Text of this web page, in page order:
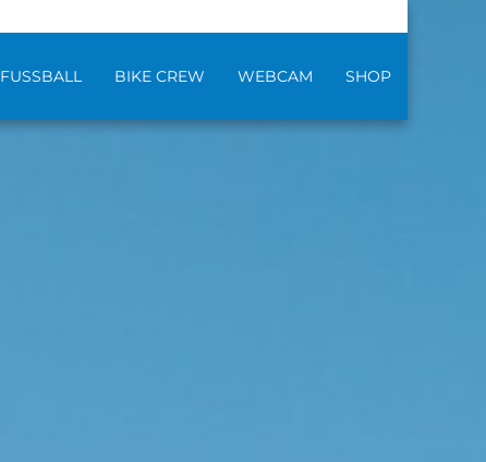
FUSSBALL BIKE CREW WEBCAM SHOP